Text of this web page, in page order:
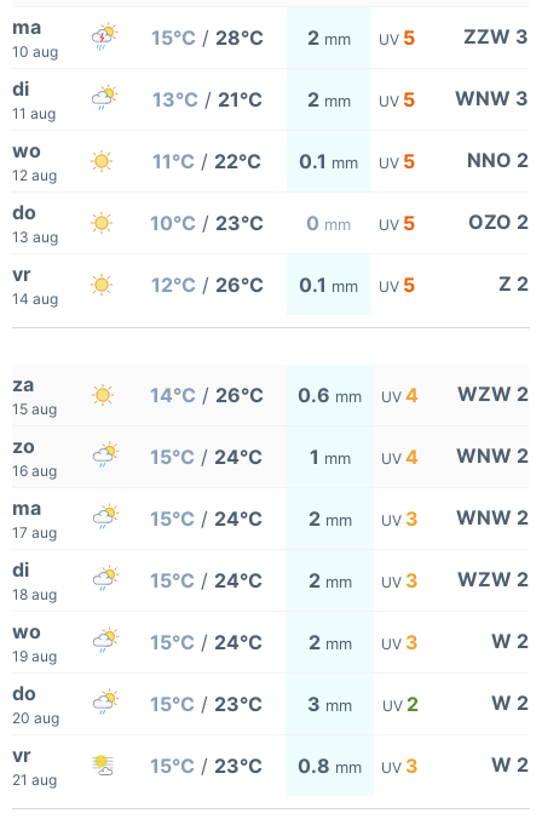
ma
10 aug
15°C / 28°C 2 mm UV 5 ZZW 3
di
11 aug
13°C / 21°C 2 mm UV 5 WNW 3
wo
12 aug
11°C / 22°C 0.1 mm UV 5 NNO 2
do
13 aug
10°C / 23°C 0 mm UV 5 OZO 2
vr
14 aug
12°C / 26°C 0.1 mm UV 5 Z 2
za
15 aug
14°C / 26°C 0.6 mm UV 4 WZW 2
zo
16 aug
15°C / 24°C 1 mm UV 4 WNW 2
ma
17 aug
15°C / 24°C 2 mm UV 3 WNW 2
di
18 aug
15°C / 24°C 2 mm UV 3 WZW 2
wo
19 aug
15°C / 24°C 2 mm UV 3 W 2
do
20 aug
15°C / 23°C 3 mm UV 2 W 2
vr
21 aug
15°C / 23°C 0.8 mm UV 3 W 2